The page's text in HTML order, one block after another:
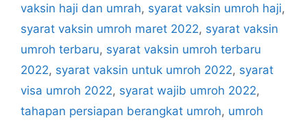
vaksin haji dan umrah, syarat vaksin umroh haji,
syarat vaksin umroh maret 2022, syarat vaksin
umroh terbaru, syarat vaksin umroh terbaru
2022, syarat vaksin untuk umroh 2022, syarat
visa umroh 2022, syarat wajib umroh 2022,
tahapan persiapan berangkat umroh, umroh